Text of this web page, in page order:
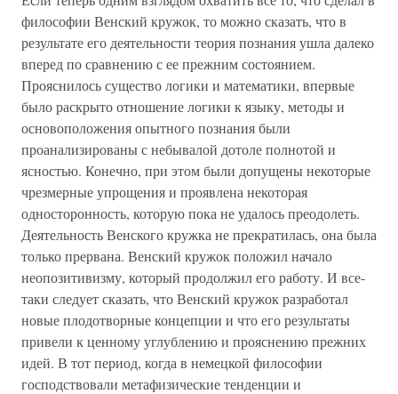
философии Венский кружок, то можно сказать, что в
результате его деятельности теория познания ушла далеко
вперед по сравнению с ее прежним состоянием.
Прояснилось существо логики и математики, впервые
было раскрыто отношение логики к языку, методы и
основоположения опытного познания были
проанализированы с небывалой дотоле полнотой и
ясностью. Конечно, при этом были допущены некоторые
чрезмерные упрощения и проявлена некоторая
односторонность, которую пока не удалось преодолеть.
Деятельность Венского кружка не прекратилась, она была
только прервана. Венский кружок положил начало
неопозитивизму, который продолжил его работу. И все-
таки следует сказать, что Венский кружок разработал
новые плодотворные концепции и что его результаты
привели к ценному углублению и прояснению прежних
идей. В тот период, когда в немецкой философии
господствовали метафизические тенденции и